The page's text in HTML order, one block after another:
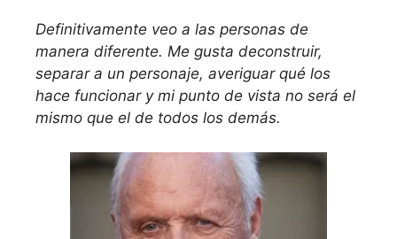
Definitivamente veo a las personas de
manera diferente. Me gusta deconstruir,
separar a un personaje, averiguar qué los
hace funcionar y mi punto de vista no será el
mismo que el de todos los demás.